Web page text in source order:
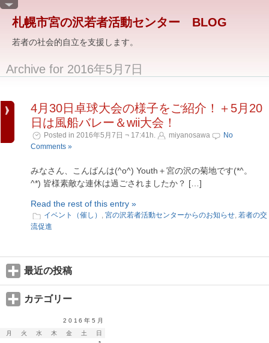
札幌市宮の沢若者活動センター BLOG
若者の社会的自立を支援します。
Archive for 2016年5月7日
4月30日卓球大会の様子をご紹介！＋5月20
日は風船バレー＆wii大会！
Posted in 2016年5月7日 ¬ 17:41h. miyanosawa
No
Comments »
みなさん、こんばんは(^o^) Youth＋宮の沢の菊地です(*^。
^*) 皆様素敵な連休は過ごされましたか？ […]
Read the rest of this entry »
イベント（催し） , 宮の沢若者活動センターからのお知らせ, 若者の交
流促進
最近の投稿
カテゴリー
2016年5月
月
火 水 木 金 土 日